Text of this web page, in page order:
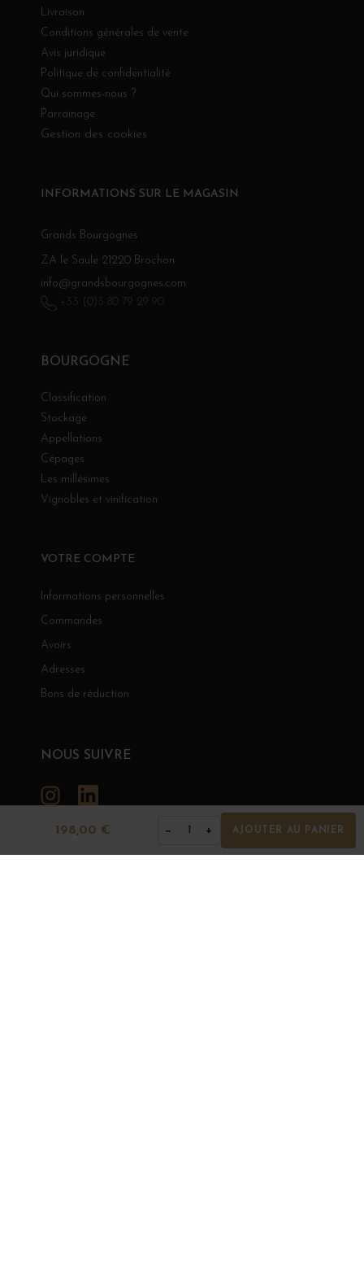
198,00 € − 1 + AJOUTER AU PANIER
Livraison
Conditions générales de vente
Avis juridique
Politique de confidentialité
Qui sommes-nous ?
Parrainage
Gestion des cookies
BOURGOGNE
Classification
Stockage
Appellations
Cépages
Les millésimes
Vignobles et vinification
VOTRE COMPTE
Informations personnelles
Commandes
Avoirs
Adresses
Bons de réduction
INFORMATIONS SUR LE MAGASIN
Grands Bourgognes
ZA le Saule 21220 Brochon
info@grandsbourgognes.com
+33 (0)3 80 79 29 90
NOUS SUIVRE
Instagram